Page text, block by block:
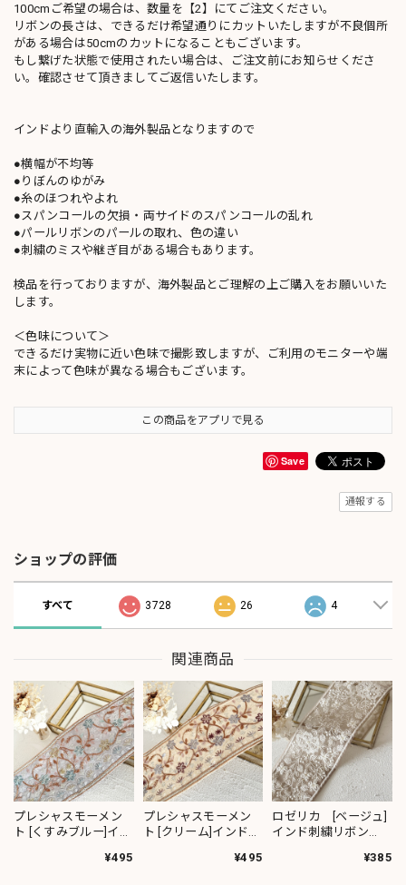
100cmご希望の場合は、数量を【2】にてご注文ください。
リボンの長さは、できるだけ希望通りにカットいたしますが不良個所
がある場合は50cmのカットになることもございます。
もし繋げた状態で使用されたい場合は、ご注文前にお知らせくださ
い。確認させて頂きましてご返信いたします。
インドより直輸入の海外製品となりますので
●横幅が不均等
●りぼんのゆがみ
●糸のほつれやよれ
●スパンコールの欠損・両サイドのスパンコールの乱れ
●パールリボンのパールの取れ、色の違い
●刺繍のミスや継ぎ目がある場合もあります。
検品を行っておりますが、海外製品とご理解の上ご購入をお願いいた
します。
＜色味について＞
できるだけ実物に近い色味で撮影致しますが、ご利用のモニターや端
末によって色味が異なる場合もございます。
この商品をアプリで見る
Save
通報する
ショップの評価
すべて 3728 26 4
関連商品
プレシャスモーメン
ト [くすみブルー]イン
¥495
プレシャスモーメン
ト [クリーム]インド刺
¥495
ロゼリカ [ベージュ]
インド刺繍リボン
¥385